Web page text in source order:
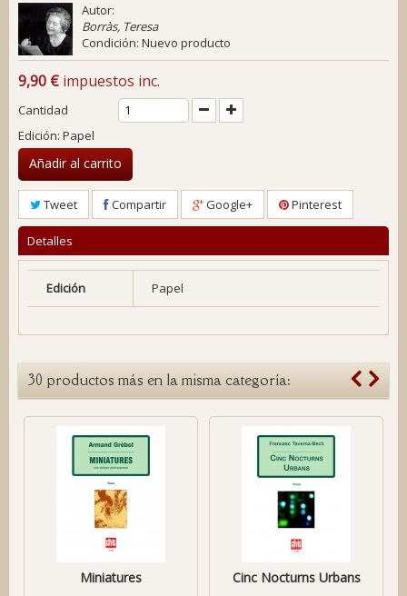
Autor:
Borràs, Teresa
Condición: Nuevo producto
9,90 € impuestos inc.
Cantidad
Edición: Papel
Añadir al carrito
Tweet Compartir Google+ Pinterest
Detalles
Edición Papel
30 productos más en la misma categoría:
Miniatures Cinc Nocturns Urbans